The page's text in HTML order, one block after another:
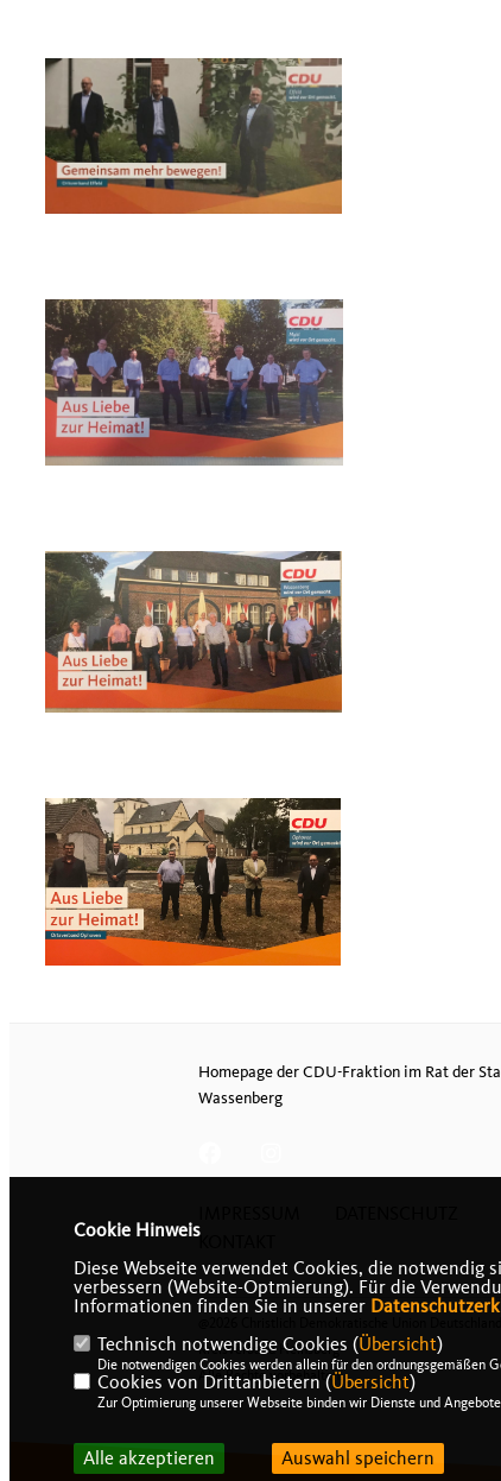
Homepage der CDU-Fraktion im Rat der
Wassenberg
KONTAKT
Kreisverband Heinsberg
Alle Rechte vorbehalten.
Cookie Hinweis
Diese Webseite verwendet Cookies, die
verbessern (Website-Optmierung). Für die
Informationen finden Sie in unserer
Technisch notwendige Cookies (Übersicht)
Die notwendigen Cookies werden allein für den ordnungsgemäßen
Cookies von Drittanbietern (Übersicht)
Zur Optimierung unserer Webseite binden wir Dienste und
Alle akzeptieren Auswahl speichern